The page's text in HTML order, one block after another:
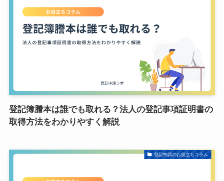
登記簿謄本は誰でも取れる？法人の登記事項証明書の
取得方法をわかりやすく解説
登記申請のお役立ちコラム